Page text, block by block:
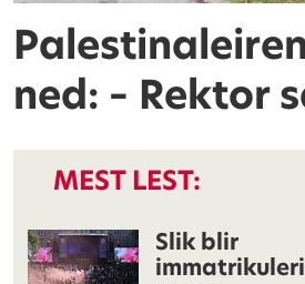
ned: – Rektor
MEST LEST:
Slik blir